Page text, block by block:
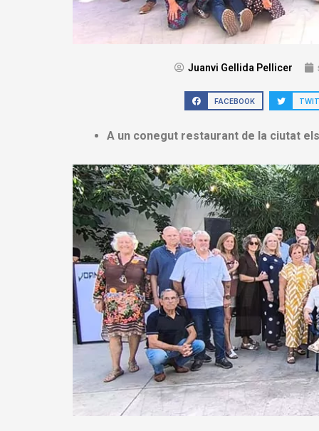
Juanvi Gellida Pellicer
FACEBOOK
A un conegut restaurant de la ciutat